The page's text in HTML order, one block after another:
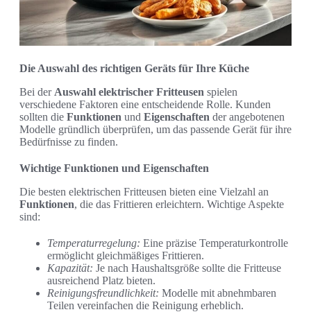
Die Auswahl des richtigen Geräts für Ihre Küche
Bei der Auswahl elektrischer Fritteusen spielen
verschiedene Faktoren eine entscheidende Rolle. Kunden
sollten die Funktionen und Eigenschaften der angebotenen
Modelle gründlich überprüfen, um das passende Gerät für ihre
Bedürfnisse zu finden.
Wichtige Funktionen und Eigenschaften
Die besten elektrischen Fritteusen bieten eine Vielzahl an
Funktionen, die das Frittieren erleichtern. Wichtige Aspekte
sind:
Temperaturregelung: Eine präzise Temperaturkontrolle
ermöglicht gleichmäßiges Frittieren.
Kapazität: Je nach Haushaltsgröße sollte die Fritteuse
ausreichend Platz bieten.
Reinigungsfreundlichkeit: Modelle mit abnehmbaren
Teilen vereinfachen die Reinigung erheblich.